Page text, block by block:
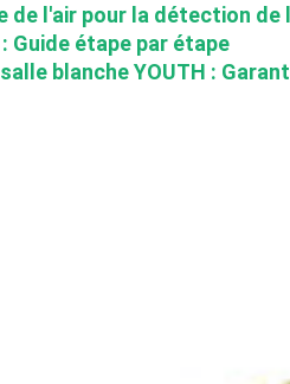
l'air pour la détection
Guide étape par étape
blanche YOUTH :